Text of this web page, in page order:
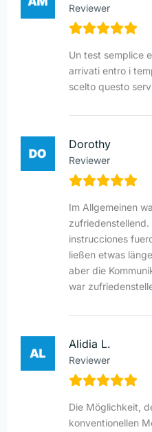
Reviewer
Un test semplice
arrivati entro i
scelto questo
Dorothy
Reviewer
Im Allgemeinen
instrucciones
ließen etwas
aber die
war
Alidia L.
Reviewer
Die Möglichkeit,
konventionellen